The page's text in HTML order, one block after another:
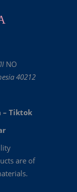
NO
40212
– Tiktok
are of